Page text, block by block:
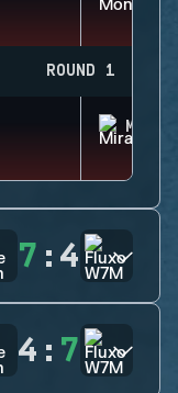
ROUND 1
MIRA
7 : 4
4 : 7